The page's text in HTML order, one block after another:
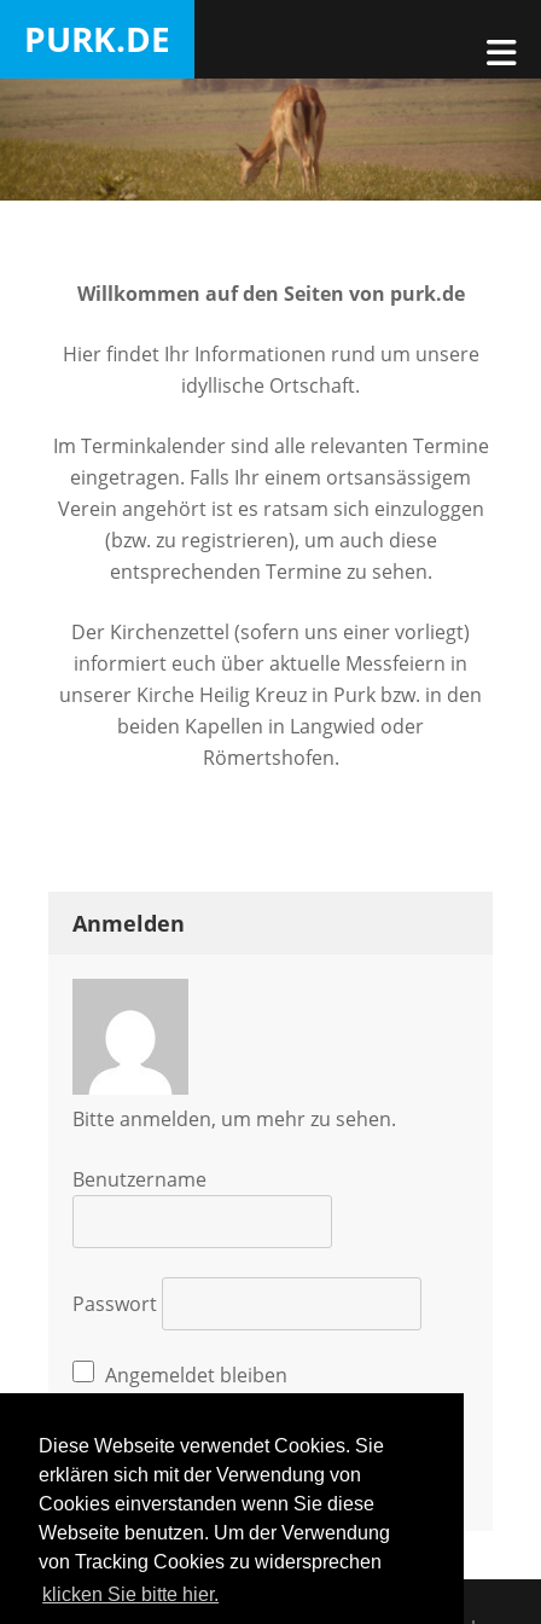
Diese Webseite verwendet Cookies. Sie
erklären sich mit der Verwendung von
Cookies einverstanden wenn Sie diese
Webseite benutzen. Um der Verwendung
von Tracking Cookies zu widersprechen
klicken Sie bitte hier.
Inhalt
springen
PURK.DE
Purk
Willkommen auf den Seiten von purk.de
Hier findet Ihr Informationen rund um unsere
idyllische Ortschaft.
Im Terminkalender sind alle relevanten Termine
eingetragen. Falls Ihr einem ortsansässigem
Verein angehört ist es ratsam sich einzuloggen
(bzw. zu registrieren), um auch diese
entsprechenden Termine zu sehen.
Der Kirchenzettel (sofern uns einer vorliegt)
informiert euch über aktuelle Messfeiern in
unserer Kirche Heilig Kreuz in Purk bzw. in den
beiden Kapellen in Langwied oder
Römertshofen.
Anmelden
Bitte anmelden, um mehr zu sehen.
Benutzername
Passwort
Angemeldet bleiben